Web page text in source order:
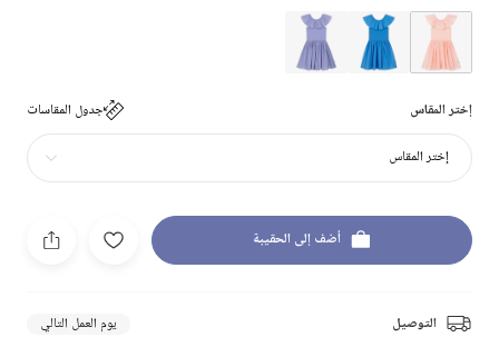
إختر المقاس جدول المقاسات
إختر المقاس
أضف إلى الحقيبة
التوصيل يوم العمل التالي